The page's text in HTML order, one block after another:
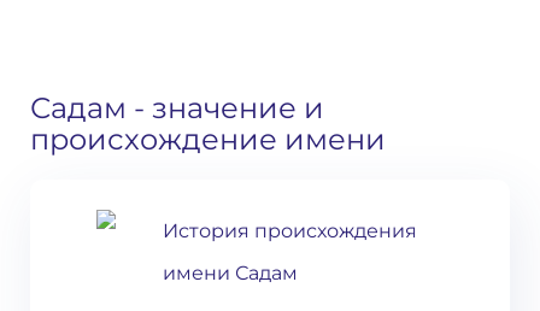
Садам - значение и
происхождение имени
История происхождения
имени Садам